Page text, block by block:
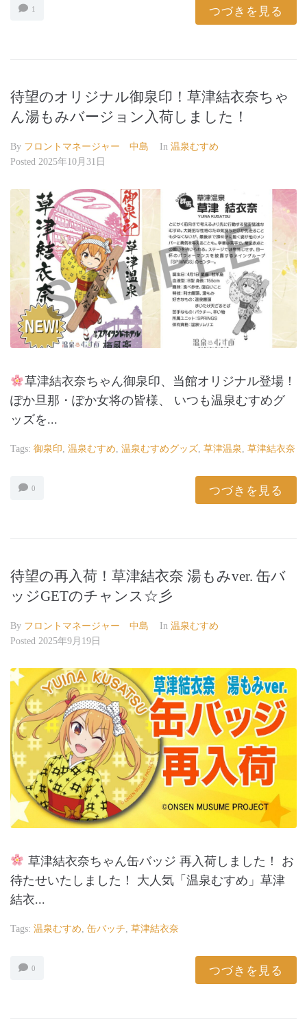
1 つづきを見る
待望のオリジナル御泉印！草津結衣奈ちゃ
ん湯もみバージョン入荷しました！
By フロントマネージャー 中島 In 温泉むすめ
Posted 2025年10月31日
草津結衣奈ちゃん御泉印、当館オリジナル登場！
ぽか旦那・ぽか女将の皆様、 いつも温泉むすめグ
ッズを...
Tags: 御泉印, 温泉むすめ, 温泉むすめグッズ, 草津温泉, 草津結衣奈
0 つづきを見る
待望の再入荷！草津結衣奈 湯もみver. 缶バ
ッジGETのチャンス☆彡
By フロントマネージャー 中島 In 温泉むすめ
Posted 2025年9月19日
草津結衣奈ちゃん缶バッジ 再入荷しました！ お
待たせいたしました！ 大人気「温泉むすめ」草津
結衣...
Tags: 温泉むすめ 缶バッチ 草津結衣奈
0 つづきを見る